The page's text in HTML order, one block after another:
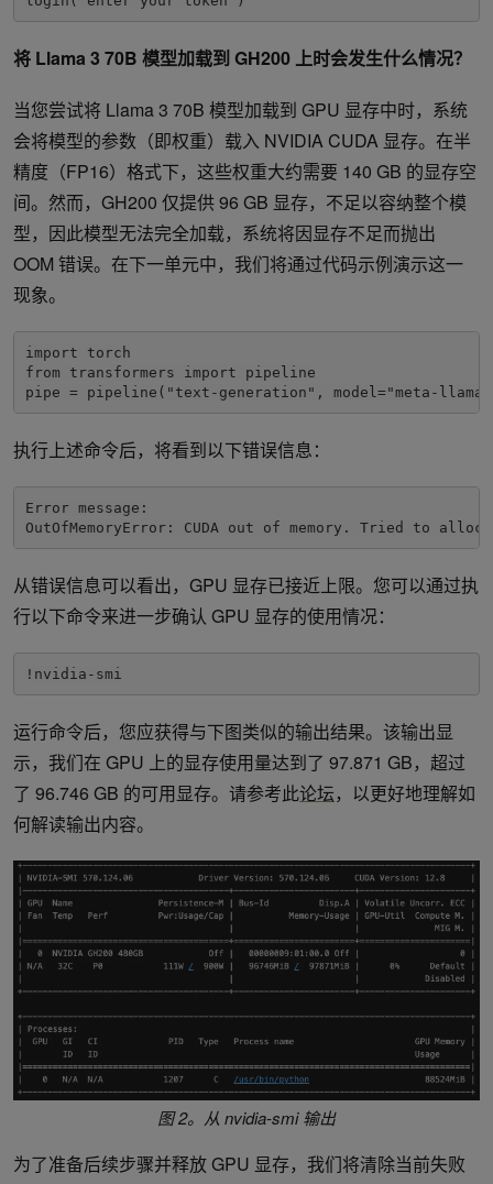
将 Llama 3 70B 模型加载到 GH200 上时会发生什么情况？
当您尝试将 Llama 3 70B 模型加载到 GPU 显存中时，系统
会将模型的参数（即权重）载入 NVIDIA CUDA 显存。在半
精度（FP16）格式下，这些权重大约需要 140 GB 的显存空
间。然而，GH200 仅提供 96 GB 显存，不足以容纳整个模
型，因此模型无法完全加载，系统将因显存不足而抛出
OOM 错误。在下一单元中，我们将通过代码示例演示这一
现象。
import torch
from transformers import pipeline
pipe = pipeline("text-generation", model="meta-llama/
执行上述命令后，将看到以下错误信息：
Error message:
OutOfMemoryError: CUDA out of memory. Tried to
从错误信息可以看出，GPU 显存已接近上限。您可以通过执
行以下命令来进一步确认 GPU 显存的使用情况：
!nvidia-smi
运行命令后，您应获得与下图类似的输出结果。该输出显
示，我们在 GPU 上的显存使用量达到了 97.871 GB，超过
了 96.746 GB 的可用显存。请参考此论坛，以更好地理解如
何解读输出内容。
图 2。从 nvidia-smi 输出
为了准备后续步骤并释放 GPU 显存，我们将清除当前失败